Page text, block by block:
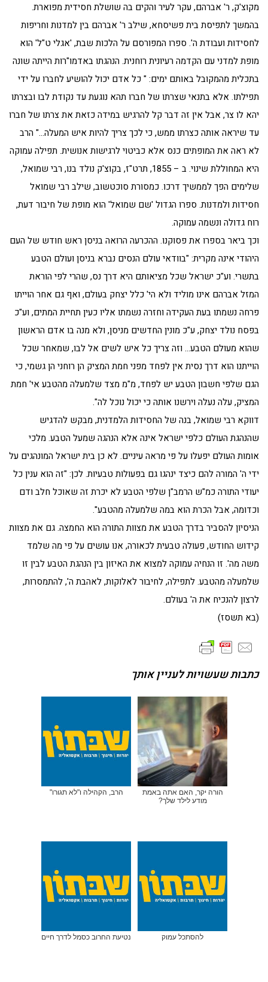
מקוצ'ק, ר' אברהם, עקר לעיר והקים בה שושלת חסידית מפוארת.
בהמשך לתפיסת בית פשיסחא, שילב ר' אברהם בין למדנות וחריפות
לחסידות ועבודת ה'. ספרו המפורסם על הלכות שבת, 'אגלי ט"ל' הוא
מופת למדני עם הקדמה רעיונית רוחנית. הנהגתו באדמו"רות הייתה שונה
בתכלית מהמקובל באותם ימים: " כל אדם יכול להושיע לחברו על ידי
תפילתו. אלא בתנאי שצרתו של חברו תהא נוגעת עד נקודת לבו ובצרתו
יהא לו צר, אבל אין זה דבר קל להרגיש במידה כזאת את צרתו של חברו
עד שיראה אותה כצרתו ממש, כי לכך צריך להיות איש המעלה…" הרב
לא ראה את המופתים כנס אלא כביטוי לרגישות אנושית. תפילה עמוקה
היא המחוללת שינוי. ב – 1855, תרט"ז, בקוצ'ק נולד בנו, רבי שמואל,
שלימים הפך לממשיך דרכו. כמסורת סוכטשוב, שילב רבי שמואל
חסידות ולמדנות. ספרו הגדול 'שם שמואל' הוא מופת של חיבור דעת,
רוח גדולה ונשמה עמוקה.
וכך ביאר בספרו את פסוקנו. ההכרעה הרואה בניסן ראש חודש של העם
היהודי אינה מקרית: "בוודאי עולם הנסים נברא בניסן ועולם הטבע
בתשרי. וע"כ ישראל שכל מציאותם היא דרך נס, שהרי לפי הוראת
המזל אברהם אינו מוליד ולא הי' כלל יצחק בעולם, ואף גם אחר הוייתו
פרחה נשמתו בעת העקידה וחזרה נשמתו אליו כעין תחיית המתים, וע"כ
בפסח נולד יצחק, ע"כ מונין החדשים מניסן, ולא מנה בו אדם הראשון
שהוא מעולם הטבע… וזה צריך כל איש לשים אל לבו, שמאחר שכל
הוייתנו הוא דרך נסית אין לפחד מפני חמת המציק הן רוחני הן גשמי, כי
הגם שלפי חשבון הטבע יש לפחד, מ"מ מצד שלמעלה מהטבע אי' חמת
המציק, עלה נעלה וירשנו אותה כי יכול נוכל לה".
דווקא רבי שמואל, בנה של החסידות הלמדנית, מבקש להדגיש
שהנהגת העולם כלפי ישראל אינה אלא הנהגה שמעל הטבע. מלכי
אומות העולם יפעלו על פי מראה עיניים. לא כן בית ישראל המונהגים על
ידי ה' המורה להם כיצד ינהגו גם בפעולות טבעיות. לכן: "זה הוא ענין כל
יעודי התורה כמ"ש הרמב"ן שלפי הטבע לא יכרת זה שאוכל חלב ודם
וכדומה, אבל הכרת הוא במה שלמעלה מהטבע".
הניסיון להסביר בדרך הטבע את מצוות התורה הוא החמצה. גם את מצוות
קידוש החודש, פעולה טבעית לכאורה, אנו עושים על פי מה שלמד
משה מה'. זו הנחיה עמוקה למצוא את האיזון בין הנהגת הטבע לבין זו
שלמעלה מהטבע. לתפילה, לחיבור לאלוקות, לאהבת ה', להתמסרות,
לרצון להנכיח את ה' בעולם.
(בא תשסז)
כתבות שעשויות לעניין אותך
הורה יקר, האם אתה באמת
מודע לילד שלך?
הרב, הקהילה ו"לא תגורו"
להסתכל עמוק נטיעת החרוב כסמל לדרך חיים